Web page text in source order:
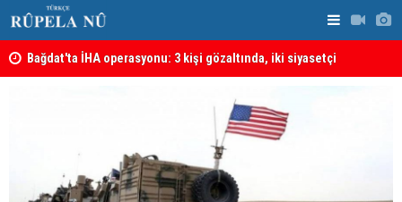
Bağdat'ta İHA operasyonu: 3 kişi gözaltında, iki siyasetçi